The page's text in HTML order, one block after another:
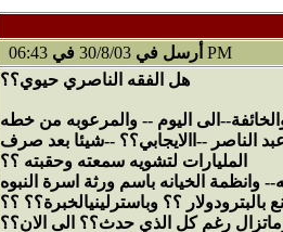
أرسل في في
06:43 PM
هل الفقه الناصري حيوي؟؟
الى اليوم -- والمرعوبه من خطه
الناصر --االايجابي؟؟ --شيئا بعد صرف
المليارات لتشويه سمعته وحقبته ؟؟
الخيانه باسم ورثة اسرة النبوه
؟؟ وباسترلينيالخبرة؟؟ ؟؟
رغم كل الذي حدث؟؟ الى الان؟؟